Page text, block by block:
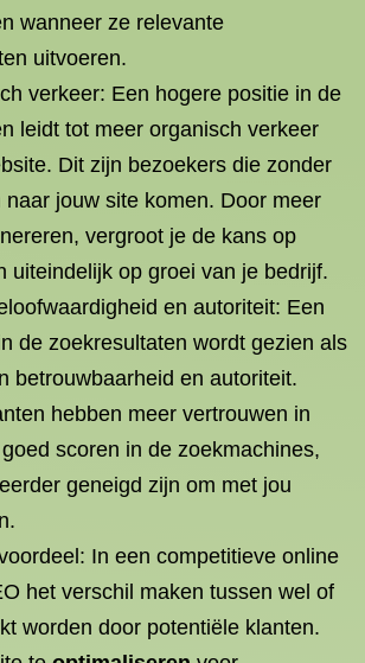
wanneer ze relevante
uitvoeren.
verkeer: Een hogere positie in de
leidt tot meer organisch verkeer
Dit zijn bezoekers die zonder
naar jouw site komen. Door meer
vergroot je de kans op
uiteindelijk op groei van je bedrijf.
en autoriteit: Een
de zoekresultaten wordt gezien als
betrouwbaarheid en autoriteit.
hebben meer vertrouwen in
scoren in de zoekmachines,
geneigd zijn om met jou
In een competitieve online
het verschil maken tussen wel of
worden door potentiële klanten.